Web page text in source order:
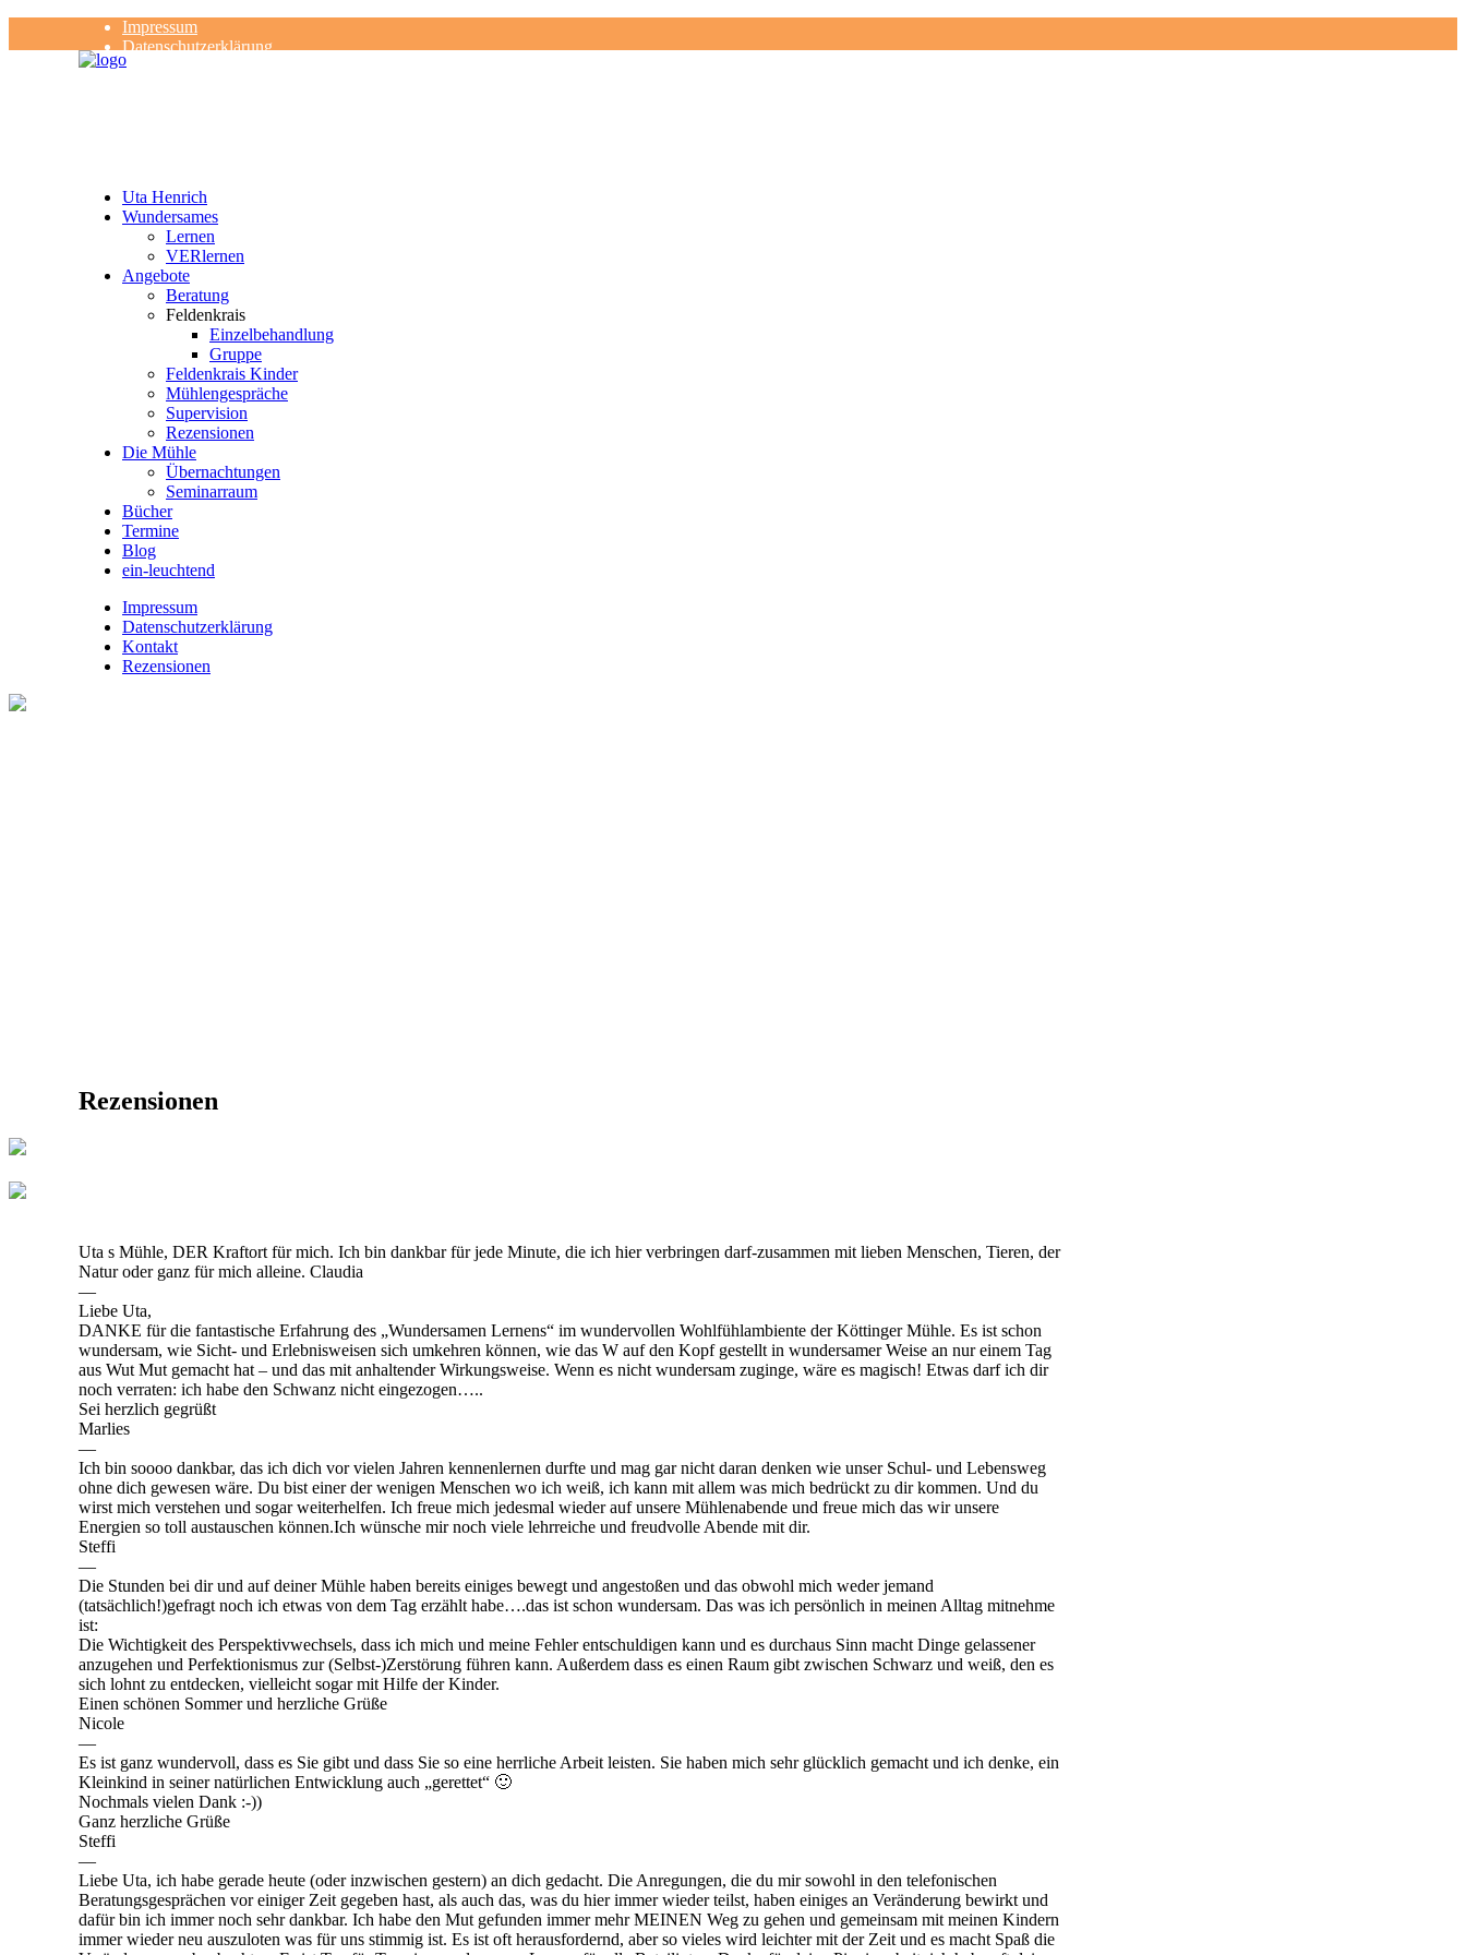
Impressum
Datenschutzerklärung
Kontakt
Uta Henrich
Wundersames
Lernen
VERlernen
Angebote
Beratung
Feldenkrais
Einzelbehandlung
Gruppe
Feldenkrais Kinder
Mühlengespräche
Supervision
Rezensionen
Die Mühle
Übernachtungen
Seminarraum
Bücher
Termine
Blog
ein-leuchtend
Impressum
Datenschutzerklärung
Kontakt
Rezensionen
Rezensionen
Uta s Mühle, DER Kraftort für mich. Ich bin dankbar für jede Minute, die ich hier verbringen darf-zusammen mit lieben Menschen, Tieren, der
Natur oder ganz für mich alleine. Claudia
—
Liebe Uta,
DANKE für die fantastische Erfahrung des „Wundersamen Lernens“ im wundervollen Wohlfühlambiente der Köttinger Mühle. Es ist schon
wundersam, wie Sicht- und Erlebnisweisen sich umkehren können, wie das W auf den Kopf gestellt in wundersamer Weise an nur einem Tag
aus Wut Mut gemacht hat – und das mit anhaltender Wirkungsweise. Wenn es nicht wundersam zuginge, wäre es magisch! Etwas darf ich dir
noch verraten: ich habe den Schwanz nicht eingezogen…..
Sei herzlich gegrüßt
Marlies
—
Ich bin soooo dankbar, das ich dich vor vielen Jahren kennenlernen durfte und mag gar nicht daran denken wie unser Schul- und Lebensweg
ohne dich gewesen wäre. Du bist einer der wenigen Menschen wo ich weiß, ich kann mit allem was mich bedrückt zu dir kommen. Und du
wirst mich verstehen und sogar weiterhelfen. Ich freue mich jedesmal wieder auf unsere Mühlenabende und freue mich das wir unsere
Energien so toll austauschen können.Ich wünsche mir noch viele lehrreiche und freudvolle Abende mit dir.
Steffi
—
Die Stunden bei dir und auf deiner Mühle haben bereits einiges bewegt und angestoßen und das obwohl mich weder jemand
(tatsächlich!)gefragt noch ich etwas von dem Tag erzählt habe….das ist schon wundersam. Das was ich persönlich in meinen Alltag mitnehme
ist:
Die Wichtigkeit des Perspektivwechsels, dass ich mich und meine Fehler entschuldigen kann und es durchaus Sinn macht Dinge gelassener
anzugehen und Perfektionismus zur (Selbst-)Zerstörung führen kann. Außerdem dass es einen Raum gibt zwischen Schwarz und weiß, den es
sich lohnt zu entdecken, vielleicht sogar mit Hilfe der Kinder.
Einen schönen Sommer und herzliche Grüße
Nicole
—
Es ist ganz wundervoll, dass es Sie gibt und dass Sie so eine herrliche Arbeit leisten. Sie haben mich sehr glücklich gemacht und ich denke, ein
Kleinkind in seiner natürlichen Entwicklung auch „gerettet“ 🙂
Nochmals vielen Dank :-))
Ganz herzliche Grüße
Steffi
—
Liebe Uta, ich habe gerade heute (oder inzwischen gestern) an dich gedacht. Die Anregungen, die du mir sowohl in den telefonischen
Beratungsgesprächen vor einiger Zeit gegeben hast, als auch das, was du hier immer wieder teilst, haben einiges an Veränderung bewirkt und
dafür bin ich immer noch sehr dankbar. Ich habe den Mut gefunden immer mehr MEINEN Weg zu gehen und gemeinsam mit meinen Kindern
immer wieder neu auszuloten was für uns stimmig ist. Es ist oft herausfordernd, aber so vieles wird leichter mit der Zeit und es macht Spaß die